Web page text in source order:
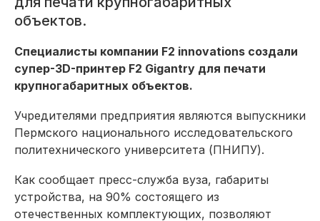
объектов.
Специалисты компании F2 innovations создали
супер-3D-принтер F2 Gigantry для печати
крупногабаритных объектов.
Учредителями предприятия являются выпускники
Пермского национального исследовательского
политехнического университета (ПНИПУ).
Как сообщает пресс-служба вуза, габариты
устройства, на 90% состоящего из
отечественных комплектующих, позволяют